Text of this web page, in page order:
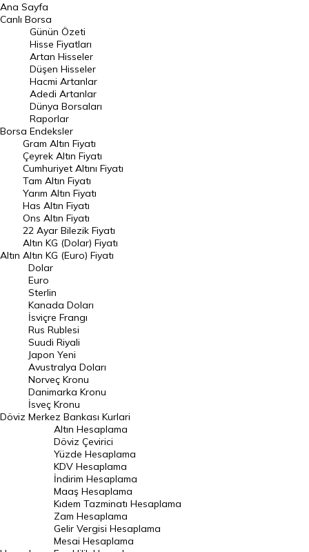
BIST 100 Hisseleri
En Çok Artan Hisseler
En Çok Düşen Hisseler
Hacmi Artanlar
Geçmiş Kapanışlar
Dünya Borsaları
Raporlar
Endeksler
DÖVİZ
Döviz Kuru
Dolar Kuru
Euro Kuru
Pound Kuru
Frank Kuru
Riyal Kuru
Avustralya Doları
Danimarka Kronu Kuru
Kanada Doları Kuru
Norveç Kronu Kuru
İsveç Kronu Kuru
Japon Yeni Kuru
Serbest Piyasa Döviz Kurları
Merkez Bankası Döviz Kurları
Ana Sayfa
Canlı Borsa
Borsa
Günün Özeti
Hisse Fiyatları
Artan Hisseler
Düşen Hisseler
Hacmi Artanlar
Adedi Artanlar
Dünya Borsaları
Raporlar
Endeksler
Altın
Gram Altın Fiyatı
Çeyrek Altın Fiyatı
Cumhuriyet Altını Fiyatı
Tam Altın Fiyatı
Yarım Altın Fiyatı
Has Altın Fiyatı
Ons Altın Fiyatı
22 Ayar Bilezik Fiyatı
Altın KG (Dolar) Fiyatı
Altın KG (Euro) Fiyatı
Döviz
Dolar
Euro
Sterlin
Kanada Doları
İsviçre Frangı
Rus Rublesi
Suudi Riyali
Japon Yeni
Avustralya Doları
Norveç Kronu
Danimarka Kronu
İsveç Kronu
Merkez Bankası Kurlari
Altın Hesaplama
Döviz Çevirici
Yüzde Hesaplama
KDV Hesaplama
İndirim Hesaplama
Maaş Hesaplama
Kıdem Tazminatı Hesaplama
Zam Hesaplama
Gelir Vergisi Hesaplama
Mesai Hesaplama